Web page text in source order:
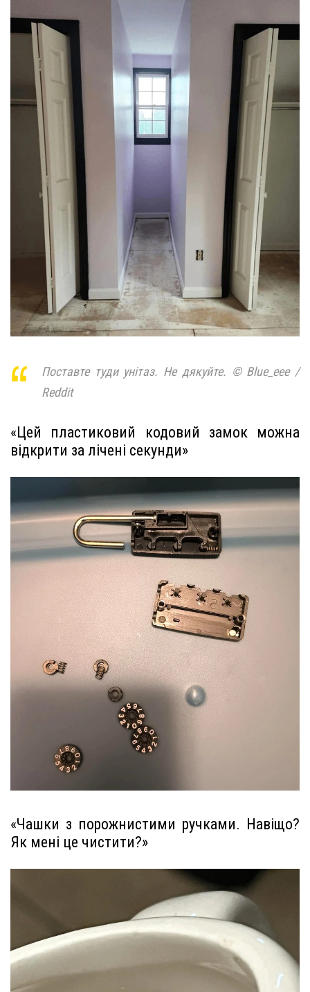
Поставте туди унітаз. Не дякуйте. © Blue_eee /
Reddit
«Цей пластиковий кодовий замок можна
відкрити за лічені секунди»
«Чашки з порожнистими ручками. Навіщо?
Як мені це чистити?»